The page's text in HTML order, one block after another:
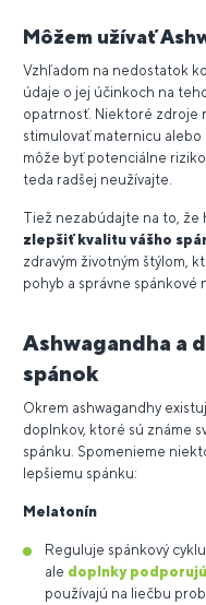
Môžem užívať
Vzhľadom na nedostatok
údaje o jej účinkoch na
opatrnosť. Niektoré zdroje
stimulovať maternicu
môže byť potenciálne
teda radšej neužívajte.
Tiež nezabúdajte na to, že
zlepšiť kvalitu vášho
zdravým životným štýlom,
pohyb a správne spánkové
Ashwagandha a
spánok
Okrem ashwagandhy
doplnkov, ktoré sú známe
spánku. Spomenieme
lepšiemu spánku:
Melatonín
Reguluje spánkový
ale doplnky
používajú na liečbu